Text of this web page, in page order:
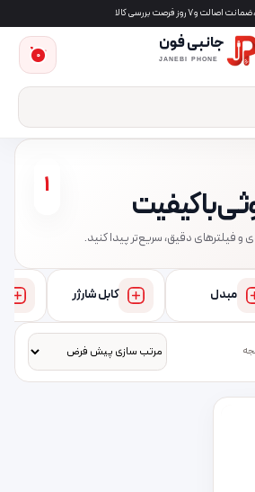
و ۷ روز فرصت بررسی کالا
جانبی فون
JANEBI PHONE
0
با کیفیت
فیلترهای دقیق، سریع‌تر پیدا کنید.
1
مبدل کابل شارژر